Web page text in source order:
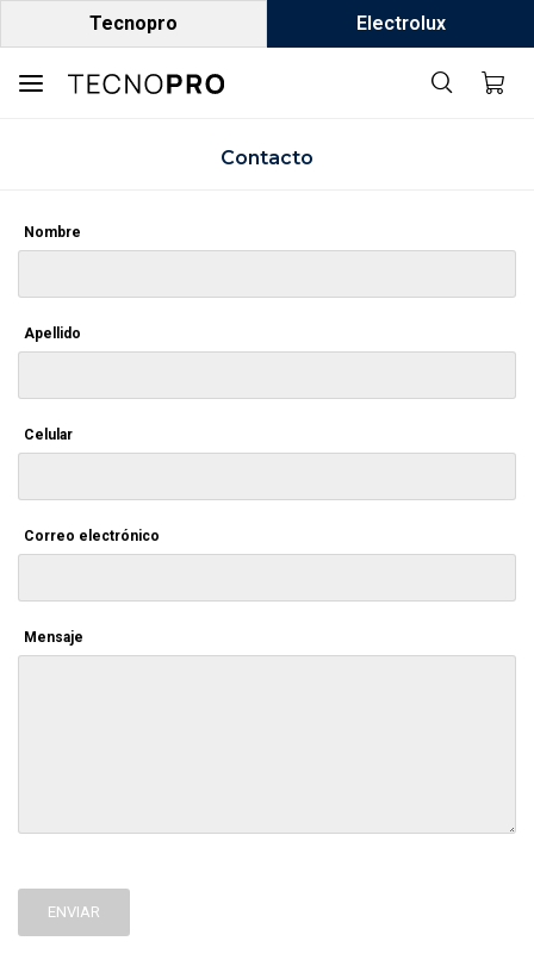
Tecnopro Electrolux

Contacto
Nombre
Apellido
Celular
Correo electrónico
Mensaje
ENVIAR